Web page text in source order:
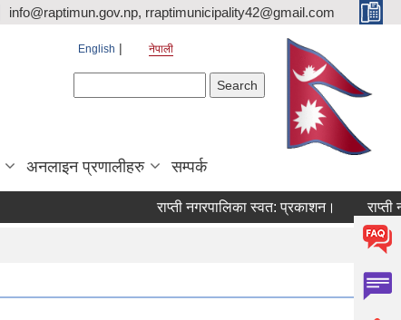
info@raptimun.gov.np, rraptimunicipality42@gmail.com
English नेपाली
अनलाइन प्रणालीहरु सम्पर्क
राप्ती नगरपालिका स्वत: प्रकाशन। राप्ती